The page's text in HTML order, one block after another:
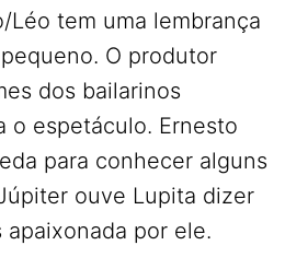
Léo tem uma lembrança
O produtor
dos bailarinos
o espetáculo. Ernesto
para conhecer alguns
ouve Lupita dizer
apaixonada por ele.